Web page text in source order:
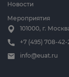
Новости
Мероприятия
101000, г.
+7 (495) 708-42-
info@euat.ru